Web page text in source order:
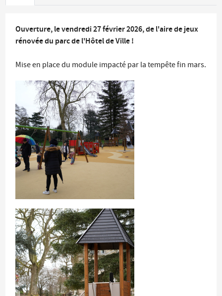
Ouverture, le vendredi 27 février 2026, de l'aire de jeux
rénovée du parc de l'Hôtel de Ville !
Mise en place du module impacté par la tempête fin mars.